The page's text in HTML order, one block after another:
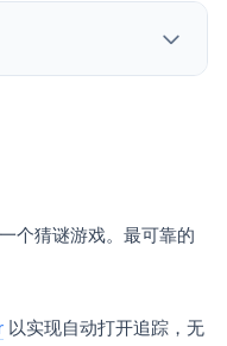
个猜谜游戏。最可靠的
以实现自动打开追踪，无